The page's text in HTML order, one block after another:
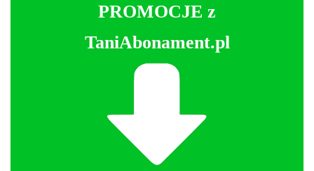
PROMOCJE z
TaniAbonament.pl